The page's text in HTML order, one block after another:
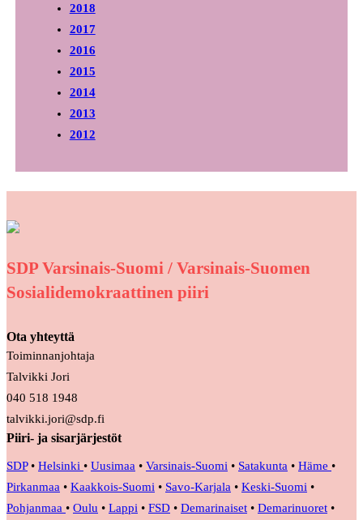
2018
2017
2016
2015
2014
2013
2012
SDP Varsinais-Suomi / Varsinais-Suomen
Sosialidemokraattinen piiri
Ota yhteyttä
Toiminnanjohtaja
Talvikki Jori
040 518 1948
talvikki.jori@sdp.fi
Piiri- ja sisarjärjestöt
SDP• Helsinki • Uusimaa • Varsinais-Suomi • Satakunta • Häme •
Pirkanmaa • Kaakkois-Suomi • Savo-Karjala • Keski-Suomi •
Pohjanmaa • Oulu • Lappi • FSD • Demarinaiset • Demarinuoret •